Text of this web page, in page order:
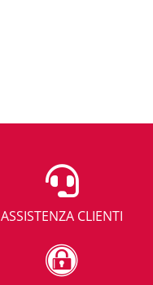
ASSISTENZA CLIENTI